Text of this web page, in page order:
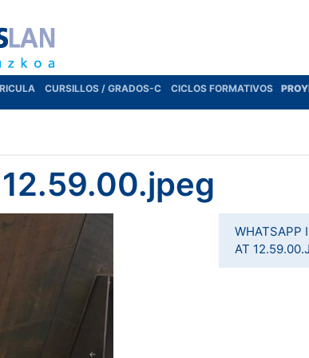
CURSILLOS / GRADOS-C CICLOS FORMATIVOS
WHATSAPP
AT